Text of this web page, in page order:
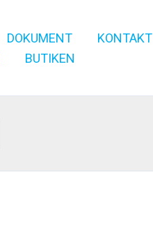
DOKUMENT KONTAKT
BUTIKEN